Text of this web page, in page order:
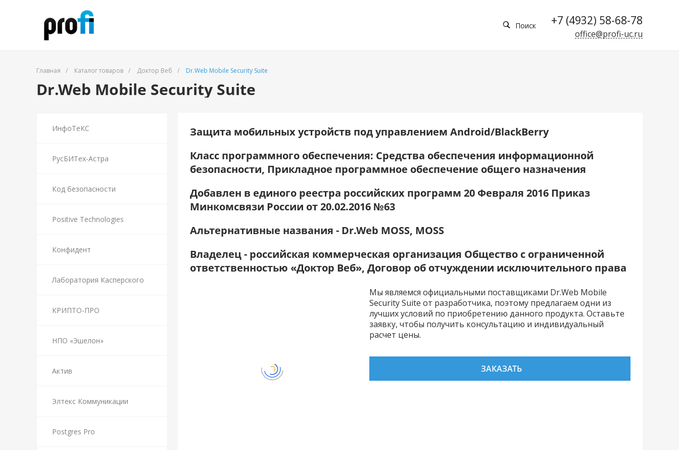
Поиск +7 (4932) 58-68-78
office@profi-uc.ru
Главная / Каталог товаров / Доктор Веб / Dr.Web Mobile Security Suite
Dr.Web Mobile Security Suite
ИнфоТеКС
РусБИТех-Астра
Код безопасности
Positive Technologies
Конфидент
Лаборатория Касперского
КРИПТО-ПРО
НПО «Эшелон»
Актив
Элтекс Коммуникации
Postgres Pro
Защита мобильных устройств под управлением Android/BlackBerry
Класс программного обеспечения: Средства обеспечения информационной
безопасности, Прикладное программное обеспечение общего назначения
Добавлен в единого реестра российских программ 20 Февраля 2016 Приказ
Минкомсвязи России от 20.02.2016 №63
Альтернативные названия - Dr.Web MOSS, MOSS
Владелец - российская коммерческая организация Общество с ограниченной
ответственностью «Доктор Веб», Договор об отчуждении исключительного права
Мы являемся официальными поставщиками Dr.Web Mobile
Security Suite от разработчика, поэтому предлагаем одни из
лучших условий по приобретению данного продукта. Оставьте
заявку, чтобы получить консультацию и индивидуальный
расчет цены.
ЗАКАЗАТЬ